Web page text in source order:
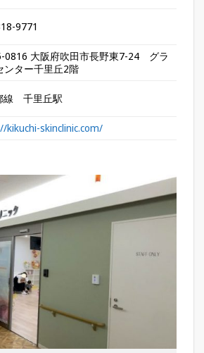
9771
0816 大阪府吹田市長野東7-24 グラ
ンター千里丘2階
線 千里丘駅
kikuchi-skinclinic.com/